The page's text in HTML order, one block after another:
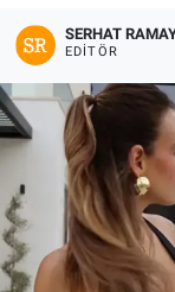
SERHAT
EDITÖR